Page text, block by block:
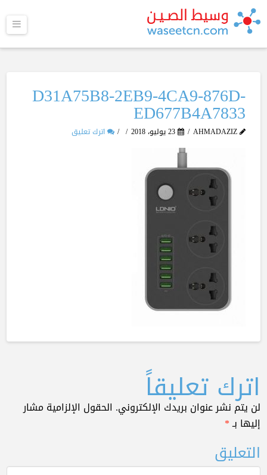
D31A75B8-2EB9-4CA9-876D-
ED677B4A7833
AHMADAZIZ 23 يوليو، 2018 اترك تعليق
اترك تعليقاً
لن يتم نشر عنوان بريدك الإلكتروني. الحقول الإلزامية مشار
إليها بـ*
التعليق